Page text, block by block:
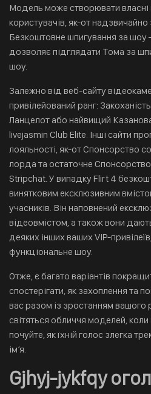
Модель може створювати власні
користувачів, як-от
Безкоштовне шпигування за
дозволяє підглядати Тома за
шоу.
Залежно від веб-сайту
привілейований ранг:
Ланцелот або найвищий
livejasmin Club Elite. Інші сайти
лояльності, як-от Спонсорство
лорда та остаточне
Stripchat. У випадку Flirt 4
винятковим ексклюзивним
учасників. Він наповнений
відеовмістом, а також вони
деяких інших ваших VIP-
функціональне шоу.
Отже, є багато варіантів
спостерігати, як захоплення та
вас разом із зростанням вашого
світяться обличчя моделей, коли
почуйте, як їхній голос злегка
ім’я.
Gjhyj-jykfqy